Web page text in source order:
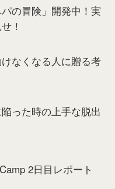
の冒険」開発中！実
！
なくなる人に贈る考
った時の上手な脱出
2日目レポート